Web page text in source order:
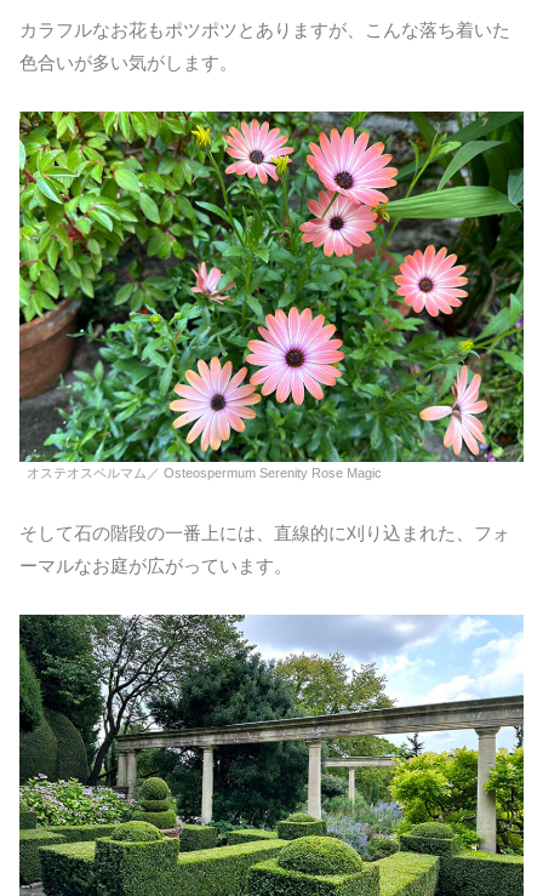
カラフルなお花もポツポツとありますが、こんな落ち着いた
色合いが多い気がします。
オステオスペルマム／ Osteospermum Serenity Rose Magic
そして石の階段の一番上には、直線的に刈り込まれた、フォ
ーマルなお庭が広がっています。